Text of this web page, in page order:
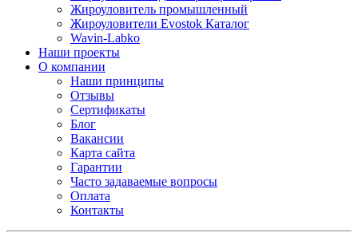
Жироуловитель промышленный
Жироуловители Evostok Каталог
Wavin-Labko
Наши проекты
О компании
Наши принципы
Отзывы
Сертификаты
Блог
Вакансии
Карта сайта
Гарантии
Часто задаваемые вопросы
Оплата
Контакты